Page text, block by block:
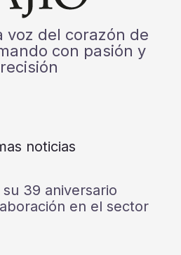
voz del corazón de
con pasión y
noticias
39 aniversario
en el sector